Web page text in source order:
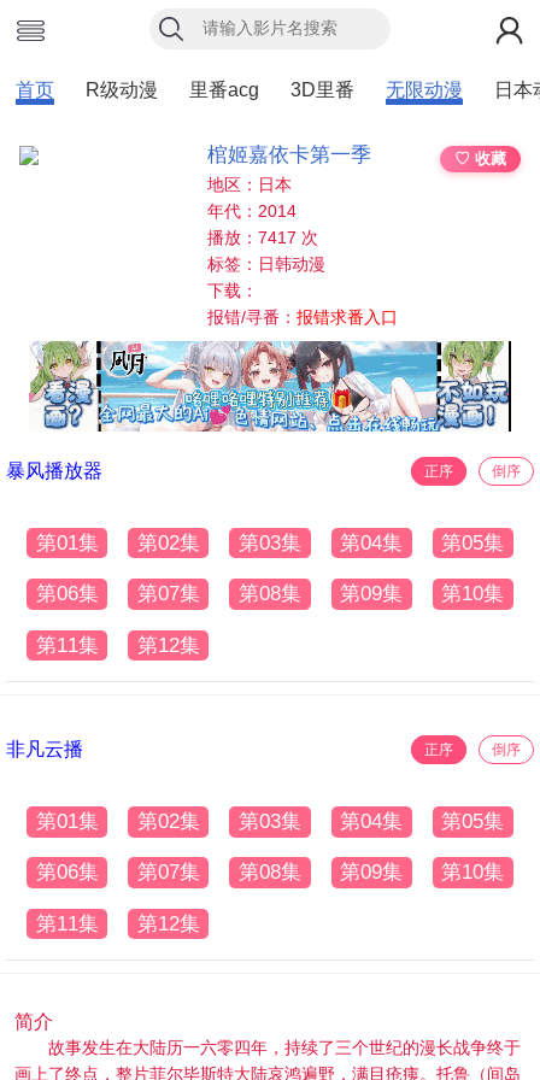
首页 R级动漫 里番acg 3D里番 无限动漫 日本
棺姬嘉依卡第一季
♡ 收藏
地区：日本
年代：2014
播放：7417 次
标签：日韩动漫
下载：
报错/寻番：报错求番入口
暴风播放器 正序 倒序
第01集 第02集 第03集 第04集 第05集
第06集 第07集 第08集 第09集 第10集
第11集 第12集
非凡云播 正序 倒序
第01集 第02集 第03集 第04集 第05集
第06集 第07集 第08集 第09集 第10集
第11集 第12集
简介
故事发生在大陆历一六零四年，持续了三个世纪的漫长战争终于
画上了终点，整片菲尔毕斯特大陆哀鸿遍野，满目疮痍。托鲁（间岛